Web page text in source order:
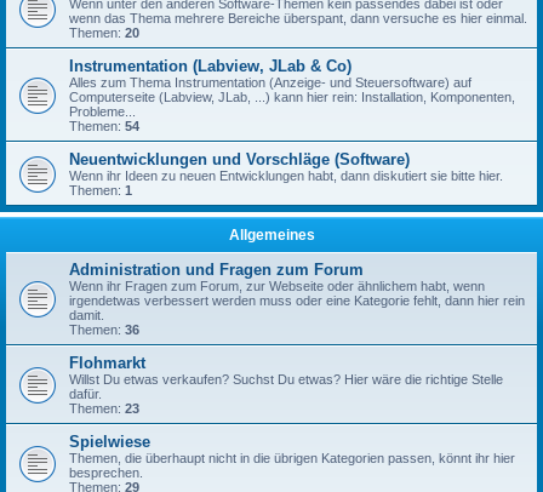
Wenn unter den anderen Software-Themen kein passendes dabei ist oder
wenn das Thema mehrere Bereiche überspant, dann versuche es hier einmal.
Themen: 20
Instrumentation (Labview, JLab & Co)
Alles zum Thema Instrumentation (Anzeige- und Steuersoftware) auf
Computerseite (Labview, JLab, ...) kann hier rein: Installation, Komponenten,
Probleme...
Themen: 54
Neuentwicklungen und Vorschläge (Software)
Wenn ihr Ideen zu neuen Entwicklungen habt, dann diskutiert sie bitte hier.
Themen: 1
Allgemeines
Administration und Fragen zum Forum
Wenn ihr Fragen zum Forum, zur Webseite oder ähnlichem habt, wenn
irgendetwas verbessert werden muss oder eine Kategorie fehlt, dann hier rein
damit.
Themen: 36
Flohmarkt
Willst Du etwas verkaufen? Suchst Du etwas? Hier wäre die richtige Stelle
dafür.
Themen: 23
Spielwiese
Themen, die überhaupt nicht in die übrigen Kategorien passen, könnt ihr hier
besprechen.
Themen: 29